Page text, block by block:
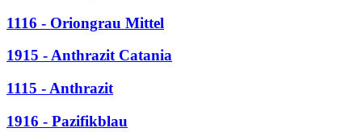
1116 - Oriongrau Mittel
1915 - Anthrazit Catania
1115 - Anthrazit
1916 - Pazifikblau